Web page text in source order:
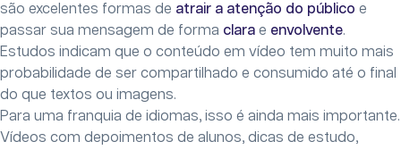
são excelentes formas de atrair a atenção do público e
passar sua mensagem de forma clara e envolvente.
Estudos indicam que o conteúdo em vídeo tem muito mais
probabilidade de ser compartilhado e consumido até o final
do que textos ou imagens.
Para uma franquia de idiomas, isso é ainda mais importante.
Vídeos com depoimentos de alunos, dicas de estudo,